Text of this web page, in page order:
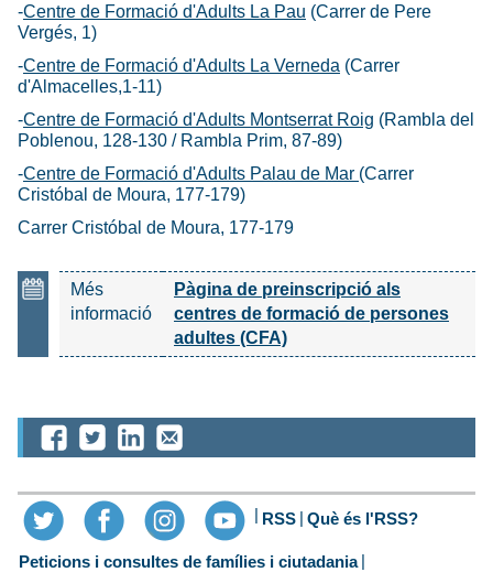
-Centre de Formació d'Adults La Pau (Carrer de Pere
Vergés, 1)
-Centre de Formació d'Adults La Verneda (Carrer
d'Almacelles,1-11)
-Centre de Formació d'Adults Montserrat Roig (Rambla del
Poblenou, 128-130 / Rambla Prim, 87-89)
-Centre de Formació d'Adults Palau de Mar (Carrer
Cristóbal de Moura, 177-179)
Carrer Cristóbal de Moura, 177-179
Més
informació
Pàgina de preinscripció als
centres de formació de persones
adultes (CFA)
RSS Què és l'RSS?
Peticions i consultes de famílies i ciutadania